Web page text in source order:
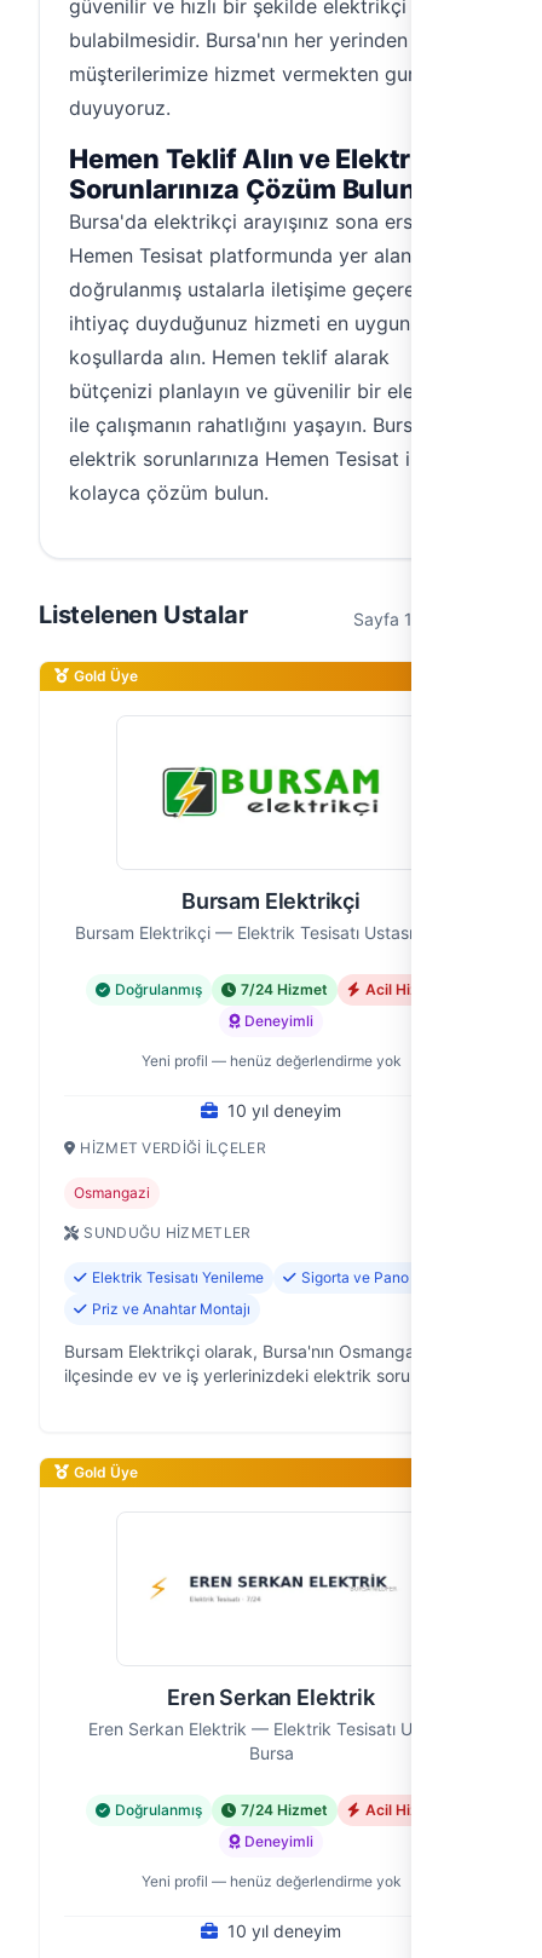
güvenilir ve hızlı bir şekilde elektrikçi
bulabilmesidir. Bursa'nın her yerinden
müşterilerimize hizmet vermekten gurur
duyuyoruz.
Hemen Teklif Alın ve Elektrik
Sorunlarınıza Çözüm Bulun
Bursa'da elektrikçi arayışınız sona ersin.
Hemen Tesisat platformunda yer alan
doğrulanmış ustalarla iletişime geçerek,
ihtiyaç duyduğunuz hizmeti en uygun
koşullarda alın. Hemen teklif alarak
bütçenizi planlayın ve güvenilir bir elektrikçi
ile çalışmanın rahatlığını yaşayın. Bursa'daki
elektrik sorunlarınıza Hemen Tesisat ile
kolayca çözüm bulun.
Listelenen Ustalar Sayfa 1 / 1 (9 usta)
Gold Üye
Bursam Elektrikçi
Bursam Elektrikçi — Elektrik Tesisatı Ustası, Bursa
Doğrulanmış 7/24 Hizmet
Acil Hizmet
Deneyimli
Yeni profil — henüz değerlendirme yok
10 yıl deneyim
HIZMET VERDIĞI İLÇELER
Osmangazi
SUNDUĞU HIZMETLER
Elektrik Tesisatı Yenileme
Sigorta ve Pano Tamiri
Priz ve Anahtar Montajı
Bursam Elektrikçi olarak, Bursa'nın Osmangazi
ilçesinde ev ve iş yerlerinizdeki elektrik sorunlarına
Gold Üye
Eren Serkan Elektrik
Eren Serkan Elektrik — Elektrik Tesisatı Ustası,
Bursa
Doğrulanmış 7/24 Hizmet
Acil Hizmet
Deneyimli
Yeni profil — henüz değerlendirme yok
10 yıl deneyim